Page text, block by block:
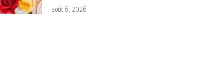
août 6, 2026